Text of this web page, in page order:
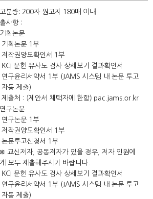
분량: 200자 원고지 180매 이내
사항 :
획논문
획논문 1부
작권양도확인서 1부
문헌 유사도 검사 상세보기 결과확인서
구윤리서약서 1부 (JAMS 시스템 내 논문 투고
자동 제출)
출처 : (제안서 채택자에 한함) pac.jams.or.kr
구논문
구논문 1부
작권양도확인서 1부
문투고신청서 1부
※ 교신저자, 공동저자가 있을 경우, 저자 인원에
모두 제출해주시기 바랍니다.
문헌 유사도 검사 상세보기 결과확인서
구윤리서약서 1부 (JAMS 시스템 내 논문 투고
자동 제출)